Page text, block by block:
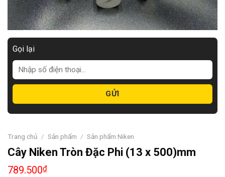
Gọi lại
Trang chủ / Sản phẩm / Sản phẩm Niken
Cây Niken Tròn Đặc Phi (13 x 500)mm
789.500₫